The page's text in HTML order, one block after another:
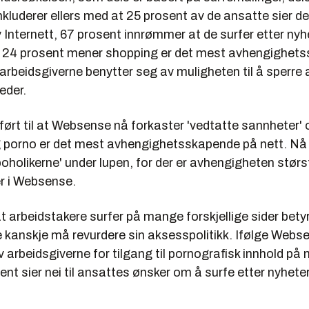
ellers med at 25 prosent av de ansatte sier
Internett, 67 prosent innrømmer at de surfer etter
prosent mener shopping er det mest
benytter seg av muligheten til å sperre
til at Websense nå forkaster 'vedtatte sannheter'
porno er det mest avhengighetsskapende på nett. Nå
under lupen, for der er avhengigheten
i Websense.
arbeidstakere surfer på mange forskjellige sider
kanskje må revurdere sin aksesspolitikk. Ifølge
arbeidsgiverne for tilgang til pornografisk innhold på
sier nei til ansattes ønsker om å surfe etter